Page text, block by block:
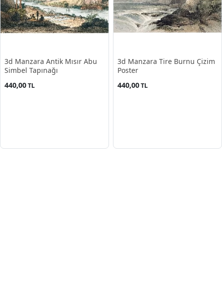
3d Manzara Antik Mısır Abu
Simbel Tapınağı
440,00TL
3d Manzara Tire Burnu Çizim
Poster
440,00TL